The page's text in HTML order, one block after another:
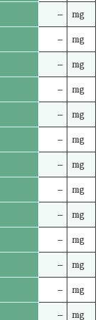
– mg
– mg
– mg
– mg
– mg
– mg
– mg
– mg
– mg
– mg
– mg
– mg
– mg